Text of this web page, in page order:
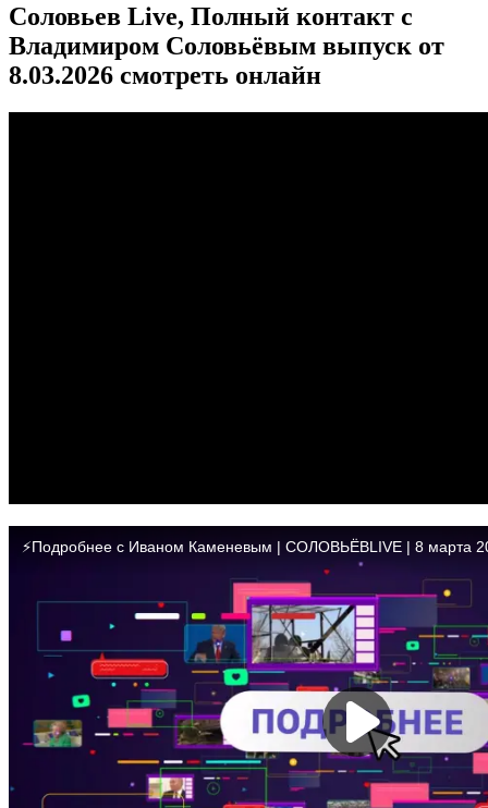
Соловьев Live, Полный контакт с
Владимиром Соловьёвым выпуск от
8.03.2026 смотреть онлайн